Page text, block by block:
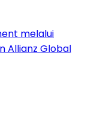
melalui
Allianz Global